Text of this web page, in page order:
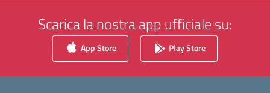
Scarica la nostra app ufficiale su:
App Store Play Store